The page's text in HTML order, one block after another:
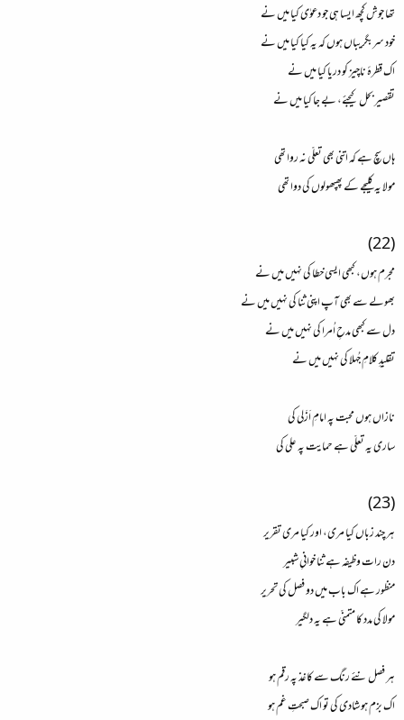
تھا جوش کچھ ایسا ہی جو دعوٰی کیا میں نے
خود سربگریباں ہوں کہ یہ کیا کیا میں نے
اک قطرۂ ناچیز کو دریا کیا میں نے
تقصیر بحل کیجئے، بے جا کیا میں نے
ہاں سچ ہے کہ اتنی بھی تعلّی نہ روا تھی
مولا یہ کلیجے کے پھپھولوں کی دوا تھی
(22)
مجرم ہوں، کبھی ایسی خطا کی نہیں میں نے
بھولے سے بھی آپ اپنی ثنا کی نہیں میں نے
دل سے کبھی مدحِ اُمرا کی نہیں میں نے
تقلیدِ کلامِ جُہلا کی نہیں میں نے
نازاں ہوں محبت پہ امامِ اَزَلی کی
ساری یہ تعلّی ہے حمایت پہ علی کی
(23)
ہر چند زباں کیا مری، اور کیا مری تقریر
دن رات وظیفہ ہے ثنا خوانیِ شبیر
منظور ہے اک باب میں دو فصل کی تحریر
مولا کی مدد کا متمنّی ہے یہ دلگیر
ہر فصل نئے رنگ سے کاغذ پہ رقم ہو
اک بزم ہو شادی کی تو اک صبحتِ غم ہو